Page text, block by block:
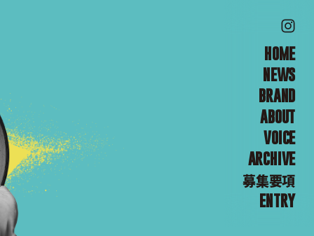
HOME
NEWS
BRAND
ABOUT
VOICE
ARCHIVE
募集要項
ENTRY